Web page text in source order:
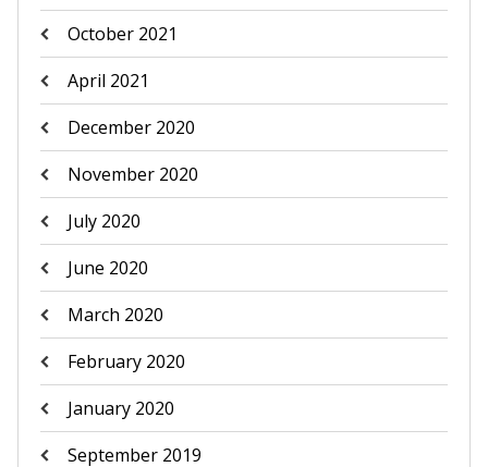
October 2021
April 2021
December 2020
November 2020
July 2020
June 2020
March 2020
February 2020
January 2020
September 2019